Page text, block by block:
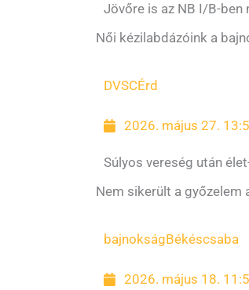
Jövőre is az NB I/B-ben
Női kézilabdázóink a
DVSCÉrd
2026. május 27.
Súlyos vereség után
Nem sikerült a győzelem
bajnokságBékéscsaba
2026. május 18.